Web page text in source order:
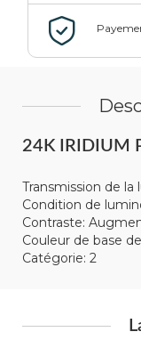
24K IRIDIUM
Transmission de la
Condition de
Contraste:
Couleur de base
Catégorie: 2